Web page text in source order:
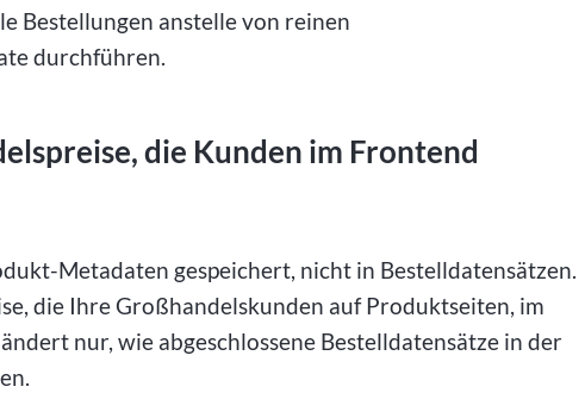
Bestellungen anstelle von reinen
durchführen.
die Kunden im Frontend
Metadaten gespeichert, nicht in Bestelldatensätzen.
die Ihre Großhandelskunden auf Produktseiten, im
nur, wie abgeschlossene Bestelldatensätze in der